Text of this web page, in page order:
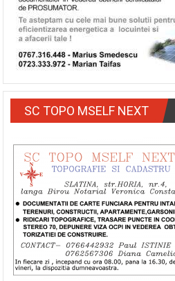
SC TOPO MSELF NEXT